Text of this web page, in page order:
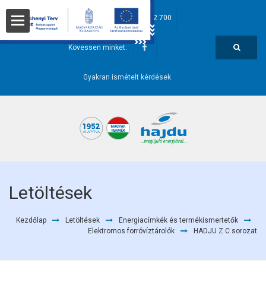
hajdu@hajdurt.hu +36 52 582 700
Kövessen minket:
Gyakran ismételt kérdések
Letöltések
Kezdőlap Letöltések
Energiacímkék és termékismertetők
Elektromos forróvíztárolók
HADJU Z C sorozat